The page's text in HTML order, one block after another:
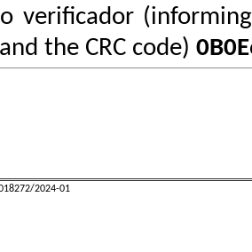
verificador
the CRC code)
2024-01